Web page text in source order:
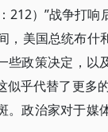
212）”战争打响
，美国总统布什
些政策决定，以
乎代替了更多
。政治家对于媒